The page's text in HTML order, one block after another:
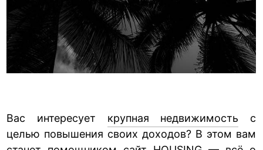
Вас интересует крупная недвижимость с
целью повышения своих доходов? В этом вам